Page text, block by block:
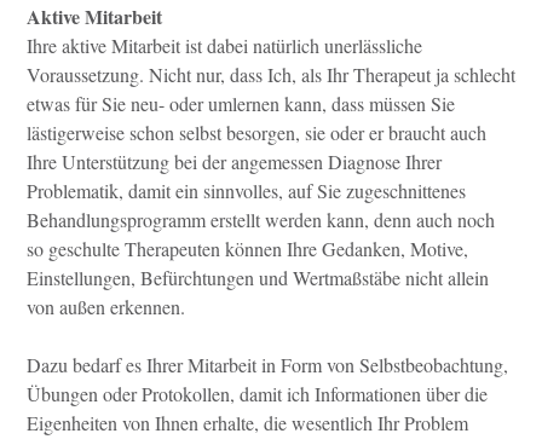
Aktive Mitarbeit
Ihre aktive Mitarbeit ist dabei natürlich unerlässliche
Voraussetzung. Nicht nur, dass Ich, als Ihr Therapeut ja schlecht
etwas für Sie neu- oder umlernen kann, dass müssen Sie
lästigerweise schon selbst besorgen, sie oder er braucht auch
Ihre Unterstützung bei der angemessen Diagnose Ihrer
Problematik, damit ein sinnvolles, auf Sie zugeschnittenes
Behandlungsprogrammerstellt werden kann, denn auch noch
so geschulte Therapeuten können Ihre Gedanken, Motive,
Einstellungen, Befürchtungen und Wertmaßstäbe nicht allein
von außen erkennen.
Dazu bedarf es Ihrer Mitarbeit in Form von Selbstbeobachtung,
Übungen oder Protokollen, damit ich Informationen über die
Eigenheiten von Ihnen erhalte, die wesentlich Ihr Problem